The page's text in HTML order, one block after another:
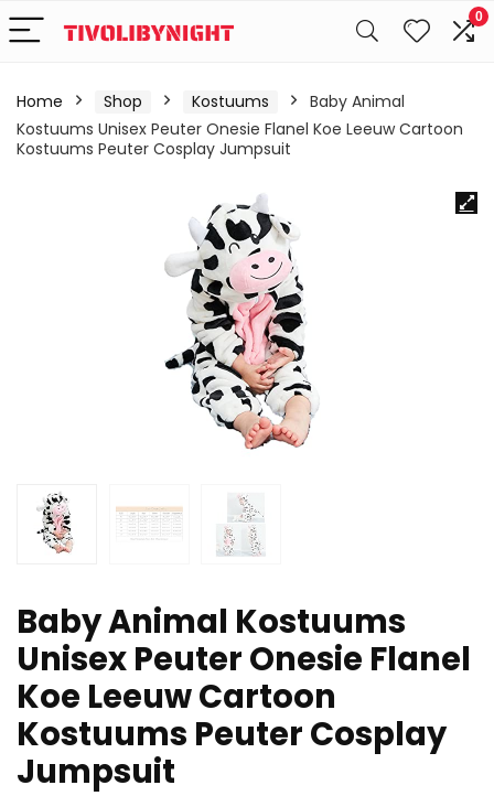
0
Home Shop Kostuums
Baby Animal
Kostuums Unisex Peuter Onesie Flanel Koe Leeuw Cartoon
Kostuums Peuter Cosplay Jumpsuit
Baby Animal Kostuums
Unisex Peuter Onesie Flanel
Koe Leeuw Cartoon
Kostuums Peuter Cosplay
Jumpsuit